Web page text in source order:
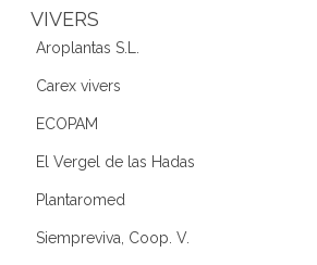
VIVERS
Aroplantas S.L.
Carex vivers
ECOPAM
El Vergel de las Hadas
Plantaromed
Siempreviva, Coop. V.